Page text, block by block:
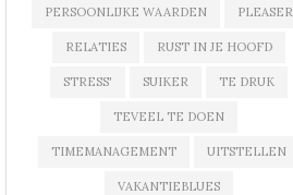
PERSOONLIJKE WAARDEN PLEASER
RELATIES RUST IN JE HOOFD
STRESS' SUIKER TE DRUK
TEVEEL TE DOEN
TIMEMANAGEMENT UITSTELLEN
VAKANTIEBLUES